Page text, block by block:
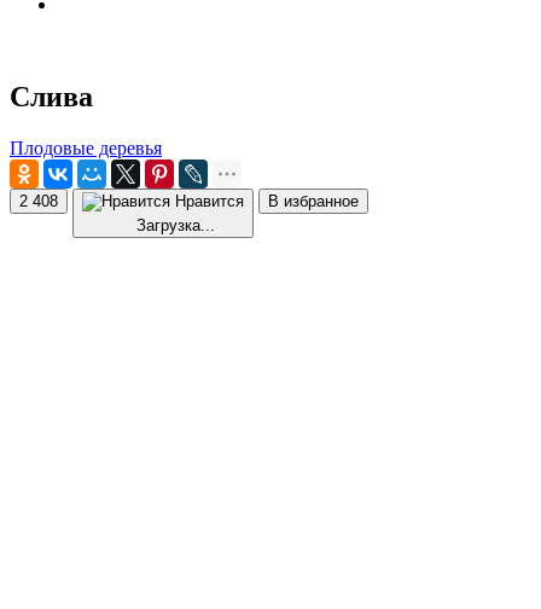
Слива
Плодовые деревья
2 408
Нравится
Загрузка...
В избранное